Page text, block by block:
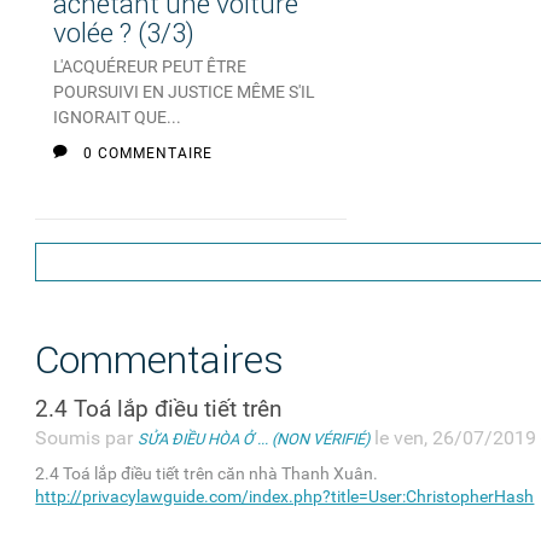
volée ? (3/3)
L'ACQUÉREUR PEUT ÊTRE
POURSUIVI EN JUSTICE MÊME S'IL
IGNORAIT QUE...
0 COMMENTAIRE
Commentaires
2.4 Toá lắp điều tiết trên
Soumis par SỬA ĐIỀU HÒA Ở ... (NON VÉRIFIÉ)le ven, 26/07/2019
2.4 Toá lắp điều tiết trên căn nhà Thanh Xuân.
http://privacylawguide.com/index.php?title=User:ChristopherHash